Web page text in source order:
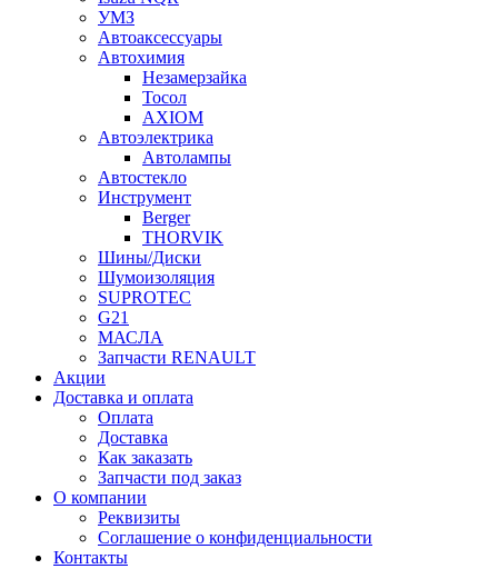
УМЗ
Автоаксессуары
Автохимия
Незамерзайка
Тосол
AXIOM
Автоэлектрика
Автолампы
Автостекло
Инструмент
Berger
THORVIK
Шины/Диски
Шумоизоляция
SUPROTEC
G21
МАСЛА
Запчасти RENAULT
Акции
Доставка и оплата
Оплата
Доставка
Как заказать
Запчасти под заказ
О компании
Реквизиты
Соглашение о конфиденциальности
Контакты